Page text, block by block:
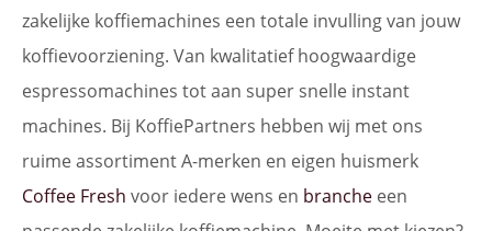
zakelijke koffiemachines een totale invulling van jouw
koffievoorziening. Van kwalitatief hoogwaardige
espressomachines tot aan super snelle instant
machines. Bij KoffiePartners hebben wij met ons
ruime assortiment A-merken en eigen huismerk
Coffee Fresh voor iedere wens en branche een